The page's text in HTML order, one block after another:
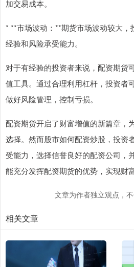
加交易成本。
* **市场波动：**期货市场波动较大，
经验和风险承受能力。
对于有经验的投资者来说，配资期货
值工具。通过合理利用杠杆，投资者
做好风险管理，控制亏损。
配资期货开启了财富增值的新篇章，
选择。然而股市如何配资炒股，投资
受能力，选择信誉良好的配资公司，
能充分发挥配资期货的优势，实现财
文章为作者独立观点，
相关文章